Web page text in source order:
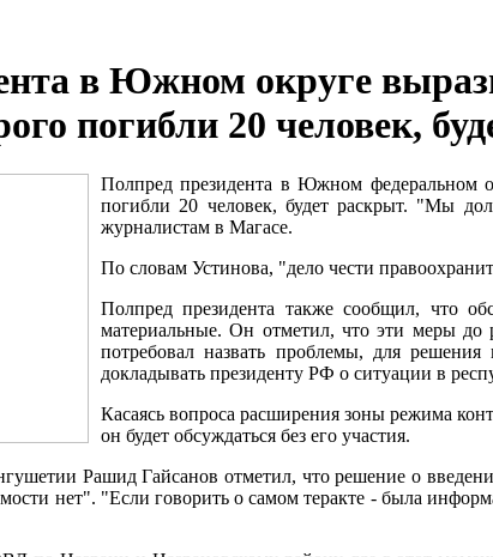
в Южном округе
погибли 20 человек,
Полпред президента в Южном федеральном
погибли 20 человек, будет раскрыт. "Мы
журналистам в Магасе.
По словам Устинова, "дело чести
Полпред президента также сообщил, что
материальные. Он отметил, что эти меры до
потребовал назвать проблемы, для
докладывать президенту РФ о ситуации в
Касаясь вопроса расширения зоны режима
он будет обсуждаться без его участия.
Рашид Гайсанов отметил, что решение о
нет". "Если говорить о самом теракте - была